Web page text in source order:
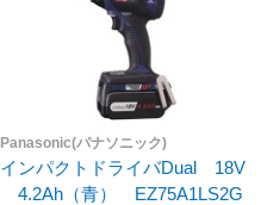
Panasonic(パナソニック)
インパクトドライバDual 18V
4.2Ah（青） EZ75A1LS2G